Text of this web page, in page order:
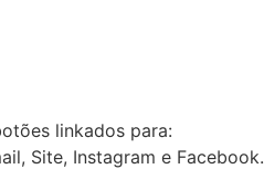
linkados para:
Site, Instagram e Facebook.